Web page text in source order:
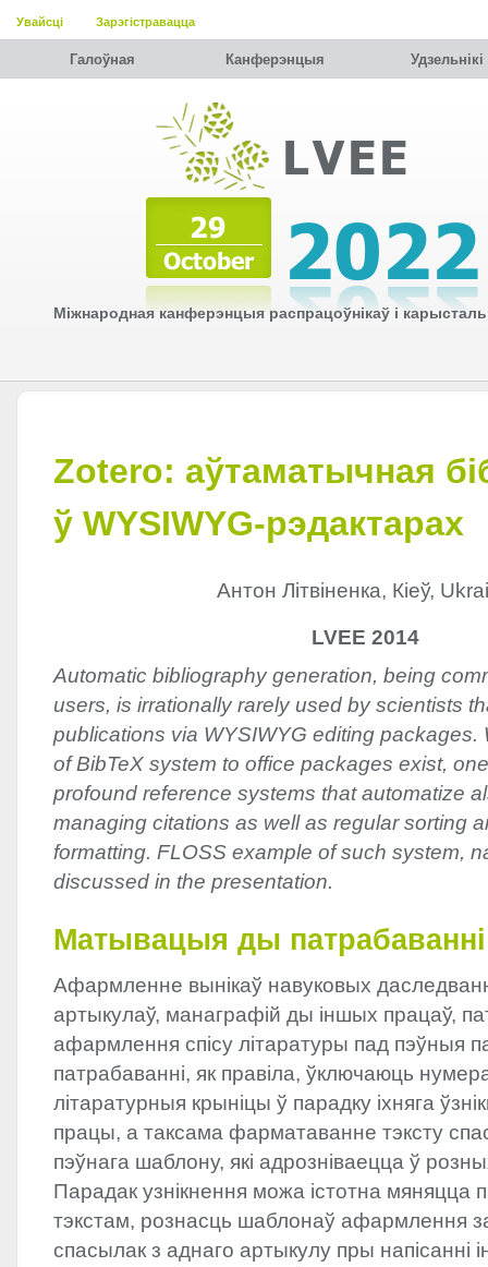
Увайсці Зарэгістравацца
Галоўная Канферэнцыя Удзельнiкi
Міжнародная канферэнцыя распрацоўнікаў і
Zotero: аўтаматычная
ў WYSIWYG-рэдактарах
Антон Літвіненка, Кіеў,
LVEE 2014
Automatic bibliography generation, being
users, is irrationally rarely used by scientists
publications via WYSIWYG editing packages.
of BibTeX system to office packages exist,
profound reference systems that automatize
managing citations as well as regular sorting
formatting. FLOSS example of such system,
discussed in the presentation.
Матывацыя ды патрабаванні
Афармленне вынікаў навуковых
артыкулаў, манаграфій ды іншых працаў,
афармлення спісу літаратуры пад пэўныя
патрабаванні, як правіла, ўключаюць
літаратурныя крыніцы ў парадку іхняга
працы, а таксама фарматаванне тэксту
пэўнага шаблону, які адрозніваецца ў
Парадак узнікнення можа істотна мяняцца
тэкстам, рознасць шаблонаў афармлення
спасылак з аднаго артыкулу пры напісанні